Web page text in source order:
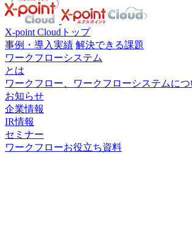
X-point Cloudトップ
事例・導入実績 解決できる課題
ワークフローシステム
とは
ワークフロー、ワークフローシステムに
お知らせ
企業情報
IR情報
セミナー
ワークフローお役立ち資料